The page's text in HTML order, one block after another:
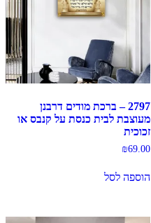
2797 – ברכת מודים דרבנן
מעוצבת לבית כנסת על קנבס או
זכוכית
₪69.00
הוספה לסל